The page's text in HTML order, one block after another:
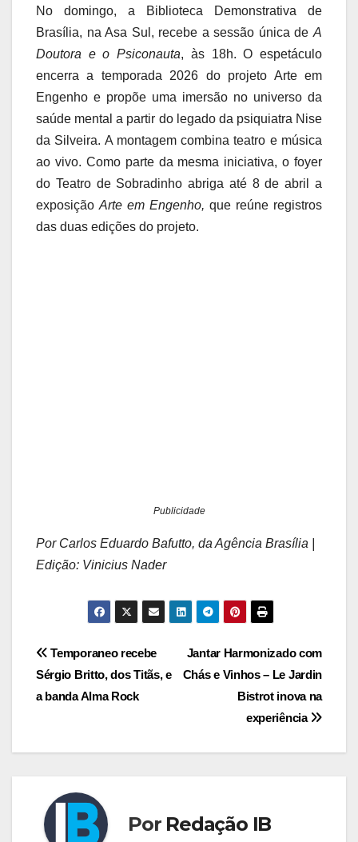
No domingo, a Biblioteca Demonstrativa de
Brasília, na Asa Sul, recebe a sessão única de A
Doutora e o Psiconauta, às 18h. O espetáculo
encerra a temporada 2026 do projeto Arte em
Engenho e propõe uma imersão no universo da
saúde mental a partir do legado da psiquiatra Nise
da Silveira. A montagem combina teatro e música
ao vivo. Como parte da mesma iniciativa, o foyer
do Teatro de Sobradinho abriga até 8 de abril a
exposição Arte em Engenho, que reúne registros
das duas edições do projeto.
Publicidade
Por Carlos Eduardo Bafutto, da Agência Brasília |
Edição: Vinicius Nader
Navegação
de
Jantar Harmonizado com
Chás e Vinhos – Le Jardin
Bistrot inova na
experiência
Temporaneo recebe
Sérgio Britto, dos Titãs, e
a banda Alma Rock
Por Redação IB